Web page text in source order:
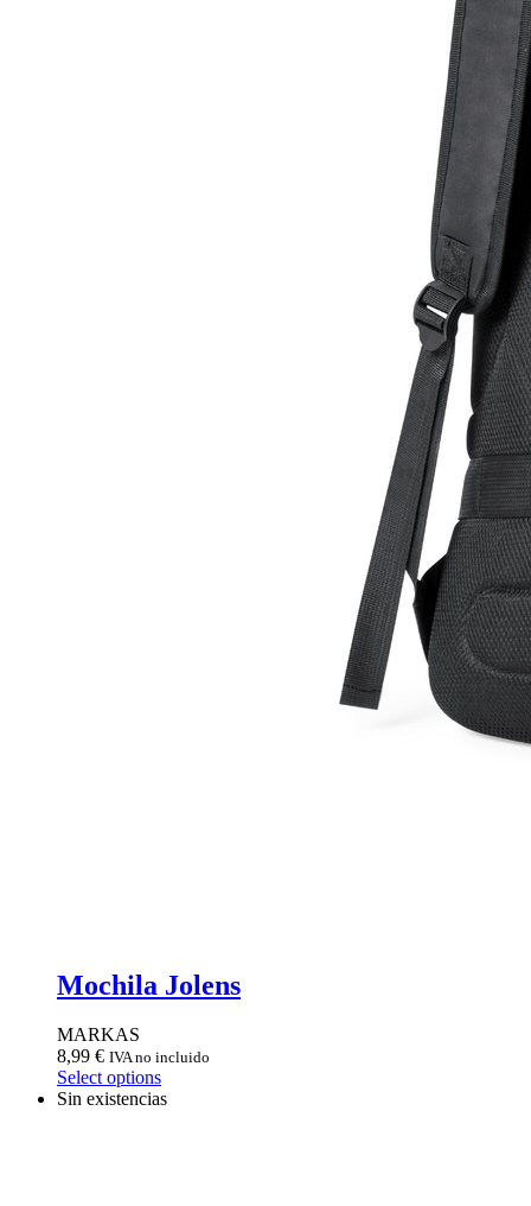
Mochila Jolens
MARKAS
8,99 € IVA no incluido
Select options
Sin existencias